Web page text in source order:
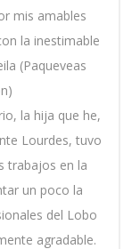
mis amables
la inestimable
(Paqueveas
la hija que he,
Lourdes, tuvo
trabajos en la
un poco la
del Lobo
agradable.